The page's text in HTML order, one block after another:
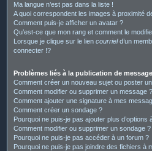
Ma langue n’est pas dans la liste !
A quoi correspondent les images à proximité
Comment puis-je afficher un avatar ?
Qu’est-ce que mon rang et comment le
Lorsque je clique sur le lien courrield’un
connecter !?
Problèmes liés à la publication de
Comment créer un nouveau sujet ou poster
Comment modifier ou supprimer un message ?
Comment ajouter une signature à mes
Comment créer un sondage ?
Pourquoi ne puis-je pas ajouter plus d’options
Comment modifier ou supprimer un sondage ?
Pourquoi ne puis-je pas accéder à un forum ?
Pourquoi ne puis-je pas joindre des fichiers à